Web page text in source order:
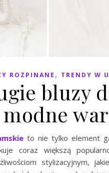
ROZPINANE , TRENDY W
bluzy
to nie tylko element
coraz większą
stylizacyjnym,